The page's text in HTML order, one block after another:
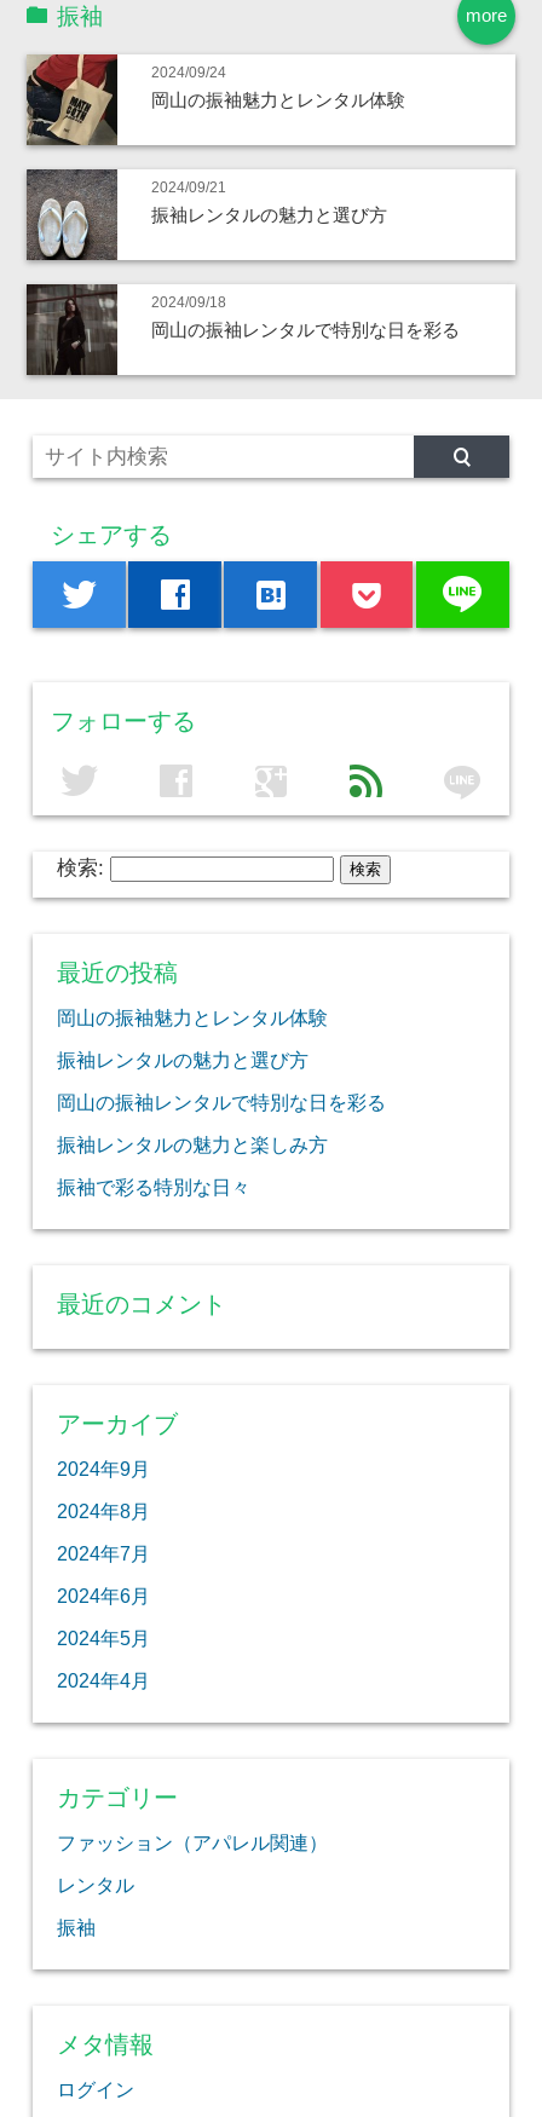
more
振袖
2024/09/24
岡山の振袖魅力とレンタル体験
2024/09/21
振袖レンタルの魅力と選び方
2024/09/18
岡山の振袖レンタルで特別な日を彩る
シェアする
twitter facebook hatenabookmark line
フォローする
twitter facebook google feed line
検索:
最近の投稿
岡山の振袖魅力とレンタル体験
振袖レンタルの魅力と選び方
岡山の振袖レンタルで特別な日を彩る
振袖レンタルの魅力と楽しみ方
振袖で彩る特別な日々
最近のコメント
アーカイブ
2024年9月
2024年8月
2024年7月
2024年6月
2024年5月
2024年4月
カテゴリー
ファッション（アパレル関連）
レンタル
振袖
メタ情報
ログイン